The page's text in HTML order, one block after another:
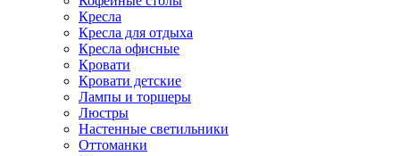
Кресла
Кресла для отдыха
Кресла офисные
Кровати
Кровати детские
Лампы и торшеры
Люстры
Настенные светильники
Оттоманки